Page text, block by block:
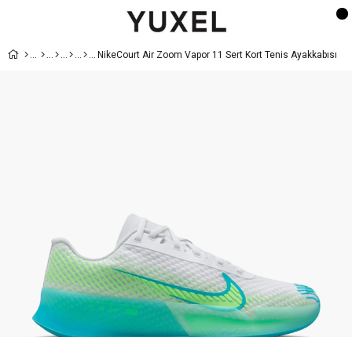
NikeCourt Air Zoom Vapor 11 Sert Kort Tenis Ayakkabısı